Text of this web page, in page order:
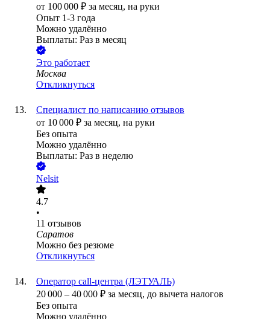
от 100 000 ₽ за месяц, на руки
Опыт 1-3 года
Можно удалённо
Выплаты: Раз в месяц
Это работает
Москва
Откликнуться
Специалист по написанию отзывов
от 10 000 ₽ за месяц, на руки
Без опыта
Можно удалённо
Выплаты: Раз в неделю
Nelsit
4.7
•
11 отзывов
Саратов
Можно без резюме
Откликнуться
Оператор call-центра (ЛЭТУАЛЬ)
20 000 – 40 000 ₽ за месяц, до вычета налогов
Без опыта
Можно удалённо